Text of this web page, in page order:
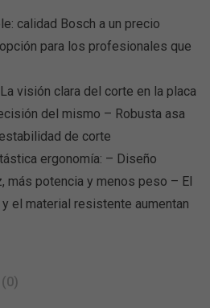
calidad Bosch a un precio
para los profesionales que
visión clara del corte en la placa
del mismo – Robusta asa
de corte
ergonomía: – Diseño
más potencia y menos peso – El
el material resistente aumentan